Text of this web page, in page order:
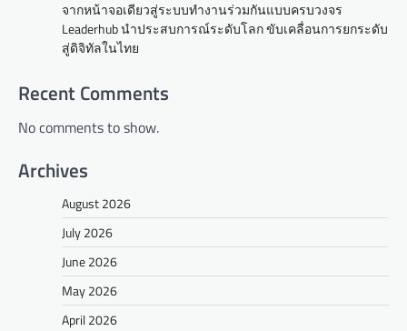
จากหน้าจอเดียวสู่ระบบทำงานร่วมกันแบบครบวงจร
Leaderhub นำประสบการณ์ระดับโลก ขับเคลื่อนการยกระดับ
สู่ดิจิทัลในไทย
Recent Comments
No comments to show.
Archives
August 2026
July 2026
June 2026
May 2026
April 2026